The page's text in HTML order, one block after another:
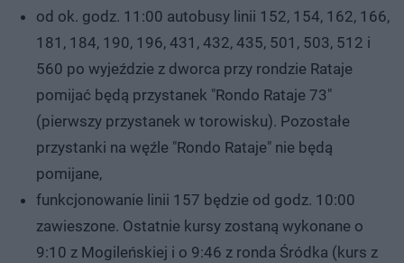
od ok. godz. 11:00 autobusy linii 152, 154, 162, 166,
181, 184, 190, 196, 431, 432, 435, 501, 503, 512 i
560 po wyjeździe z dworca przy rondzie Rataje
pomijać będą przystanek "Rondo Rataje 73"
(pierwszy przystanek w torowisku). Pozostałe
przystanki na węźle "Rondo Rataje" nie będą
pomijane,
funkcjonowanie linii 157 będzie od godz. 10:00
zawieszone. Ostatnie kursy zostaną wykonane o
9:10 z Mogileńskiej i o 9:46 z ronda Śródka (kurs z